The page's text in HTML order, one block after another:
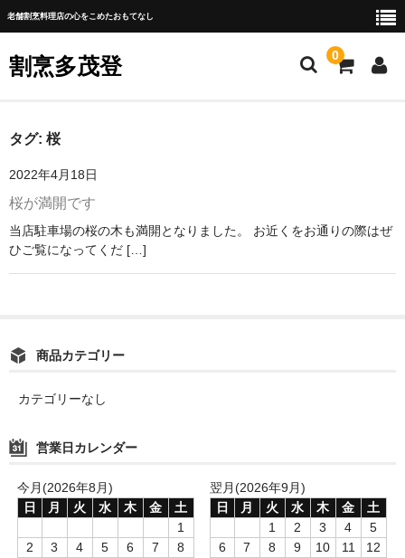
老舗割烹料理店の心をこめたおもてなし
割烹多茂登 0
お部屋
お品書き
テイクアウト
アクセス・お問合せ
タグ: 桜
2022年4月18日
桜が満開です
当店駐車場の桜の木も満開となりました。 お近くをお通りの際はぜ
ひご覧になってくだ […]
商品カテゴリー
カテゴリーなし
営業日カレンダー
今月(2026年8月)
日
月 火 水 木 金
土
1
2
3 4 5 6 7
8
翌月(2026年9月)
日
月 火 水 木 金
土
1
2 3 4
5
6
7 8 9 10 11
12